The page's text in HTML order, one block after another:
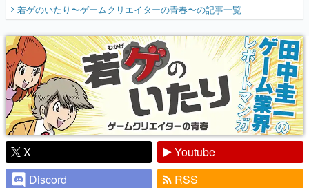
『少年ジャンプ』色だった【若ゲのいた
り】
若ゲのいたり〜ゲームクリエイターの青春〜の記事一覧
X
Youtube
Discord
RSS